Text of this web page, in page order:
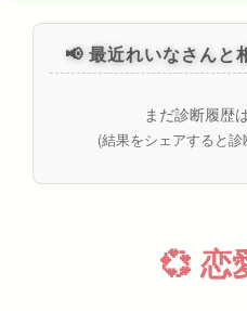
📢 最近れいなさんと
まだ診断履歴
(結果をシェアすると
💞 恋